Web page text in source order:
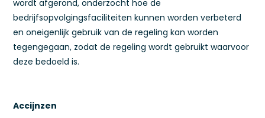
wordt afgerond, onderzocht hoe de
bedrijfsopvolgingsfaciliteiten kunnen worden verbeterd
en oneigenlijk gebruik van de regeling kan worden
tegengegaan, zodat de regeling wordt gebruikt waarvoor
deze bedoeld is.
Accijnzen